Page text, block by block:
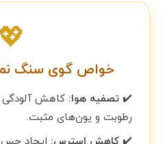
💖
خواص گوی سنگ
✔️تصفیه هوا: کاهش آلودگی
رطوبت و یون‌های مثبت.